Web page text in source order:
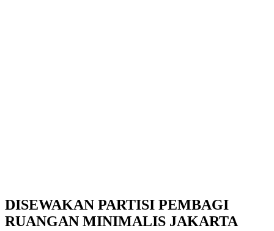
DISEWAKAN PARTISI PEMBAGI
RUANGAN MINIMALIS JAKARTA